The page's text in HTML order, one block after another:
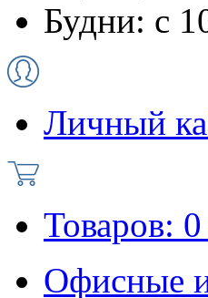
Будни: с
Личный
Товаров: 0
Офисные